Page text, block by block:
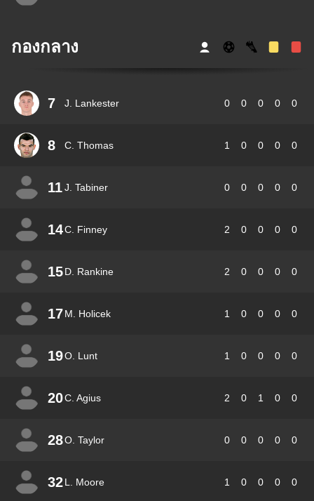
กองกลาง
7 J. Lankester 0 0 0 0 0
8 C. Thomas 1 0 0 0 0
11J. Tabiner 0 0 0 0 0
14C. Finney 2 0 0 0 0
15D. Rankine 2 0 0 0 0
17M. Holicek 1 0 0 0 0
19O. Lunt 1 0 0 0 0
20C. Agius 2 0 1 0 0
28O. Taylor 0 0 0 0 0
32L. Moore 1 0 0 0 0